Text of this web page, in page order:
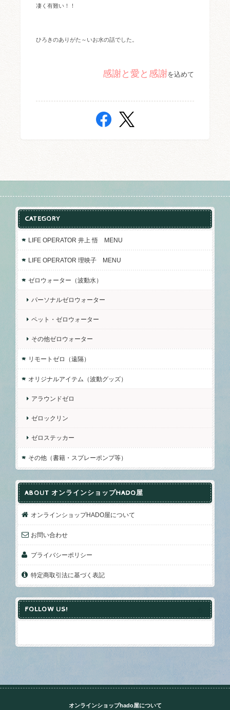
凄く有難い！！
ひろきのありがた～いお水の話でした。
感謝と愛と感謝を込めて
CATEGORY
LIFE OPERATOR 井上 悟 MENU
LIFE OPERATOR 理映子 MENU
ゼロウォーター（波動水）
パーソナルゼロウォーター
ペット・ゼロウォーター
その他ゼロウォーター
リモートゼロ（遠隔）
オリジナルアイテム（波動グッズ）
アラウンドゼロ
ゼロックリン
ゼロステッカー
その他（書籍・スプレーポンプ等）
ABOUT オンラインショップHADO屋
オンラインショップHADO屋について
お問い合わせ
プライバシーポリシー
特定商取引法に基づく表記
FOLLOW US!
オンラインショップhado屋について